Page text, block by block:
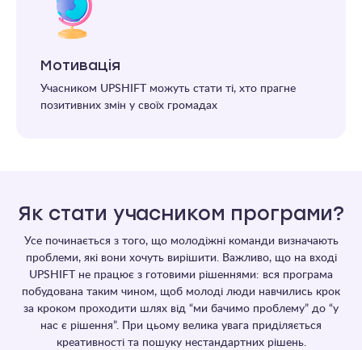
Мотивація
Учасником UPSHIFT можуть стати ті, хто прагне
позитивних змін у своїх громадах
Як стати учасником програми?
Усе починається з того, що молодіжні команди визначають
проблеми, які вони хочуть вирішити. Важливо, що на вході
UPSHIFT не працює з готовими рішеннями: вся програма
побудована таким чином, щоб молоді люди навчились крок
за кроком проходити шлях від “ми бачимо проблему” до “у
нас є рішення”. При цьому велика увага приділяється
креативності та пошуку нестандартних рішень.